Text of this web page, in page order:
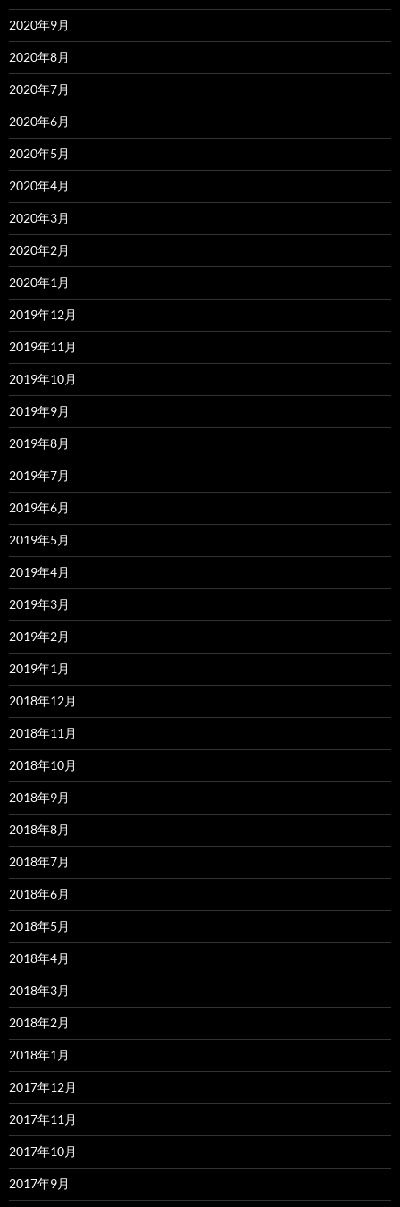
2020年9月
2020年8月
2020年7月
2020年6月
2020年5月
2020年4月
2020年3月
2020年2月
2020年1月
2019年12月
2019年11月
2019年10月
2019年9月
2019年8月
2019年7月
2019年6月
2019年5月
2019年4月
2019年3月
2019年2月
2019年1月
2018年12月
2018年11月
2018年10月
2018年9月
2018年8月
2018年7月
2018年6月
2018年5月
2018年4月
2018年3月
2018年2月
2018年1月
2017年12月
2017年11月
2017年10月
2017年9月